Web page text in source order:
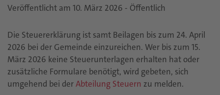
Veröffentlicht am 10. März 2026 - Öffentlich
Die Steuererklärung ist samt Beilagen bis zum 24. April
2026 bei der Gemeinde einzureichen. Wer bis zum 15.
März 2026 keine Steuerunterlagen erhalten hat oder
zusätzliche Formulare benötigt, wird gebeten, sich
umgehend bei derAbteilung Steuern zu melden.